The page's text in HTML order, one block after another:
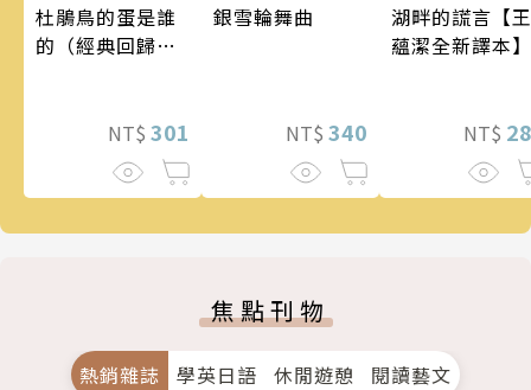
杜鵑鳥的蛋是誰
的（經典回歸
NT$ 301
銀雪輪舞曲
NT$ 340
湖畔的謊言【王
蘊潔全新譯本】
NT$
焦點刊物
熱銷雜誌 學英日語 休閒遊憩 閱讀藝文